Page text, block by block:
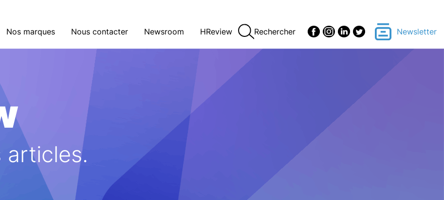
Nos marques Nous contacter Newsroom HReview Rechercher Newsletter
articles.